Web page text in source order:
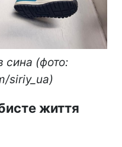
сина (фото:
siriy_ua)
життя